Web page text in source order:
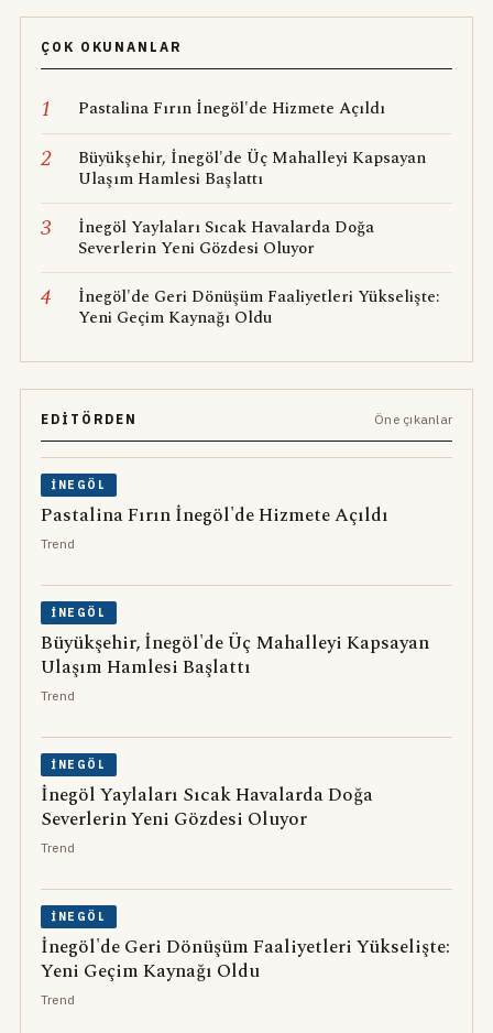
ÇOK OKUNANLAR
1 Pastalina Fırın İnegöl'de Hizmete Açıldı
2
Büyükşehir, İnegöl'de Üç Mahalleyi Kapsayan
Ulaşım Hamlesi Başlattı
3
İnegöl Yaylaları Sıcak Havalarda Doğa
Severlerin Yeni Gözdesi Oluyor
4
İnegöl'de Geri Dönüşüm Faaliyetleri Yükselişte:
Yeni Geçim Kaynağı Oldu
EDITÖRDEN Öne çıkanlar
İNEGÖL
Pastalina Fırın İnegöl'de Hizmete Açıldı
Trend
İNEGÖL
Büyükşehir, İnegöl'de Üç Mahalleyi Kapsayan
Ulaşım Hamlesi Başlattı
Trend
İNEGÖL
İnegöl Yaylaları Sıcak Havalarda Doğa
Severlerin Yeni Gözdesi Oluyor
Trend
İNEGÖL
İnegöl'de Geri Dönüşüm Faaliyetleri Yükselişte:
Yeni Geçim Kaynağı Oldu
Trend